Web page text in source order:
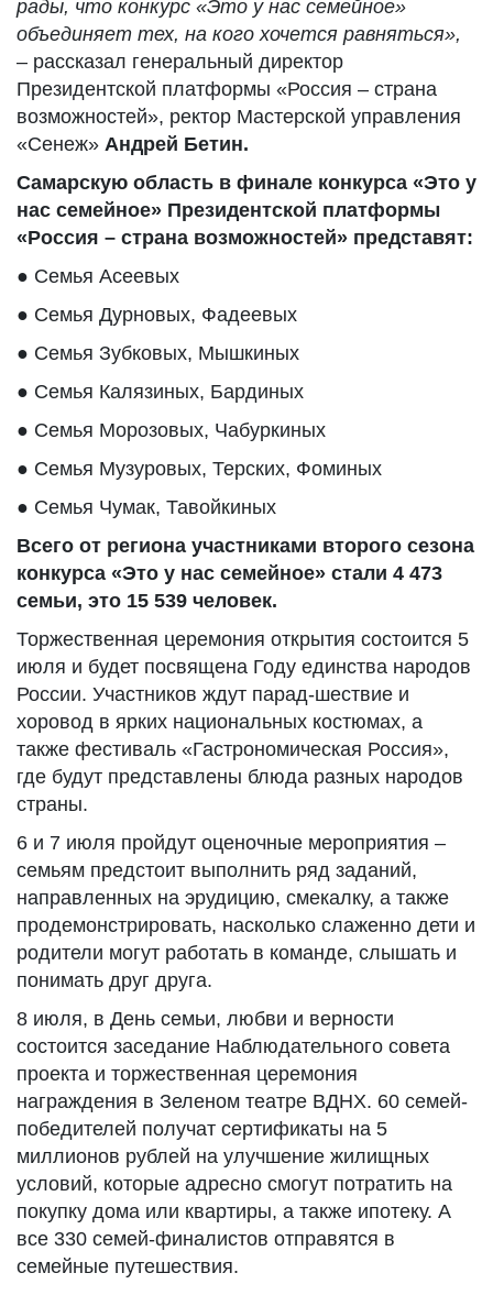
рады, что конкурс «Это у нас семейное»
объединяет тех, на кого хочется равняться»,
– рассказал генеральный директор
Президентской платформы «Россия – страна
возможностей», ректор Мастерской управления
«Сенеж» Андрей Бетин.
Самарскую область в финале конкурса «Это у
нас семейное» Президентской платформы
«Россия – страна возможностей» представят:
● Семья Асеевых
● Семья Дурновых, Фадеевых
● Семья Зубковых, Мышкиных
● Семья Калязиных, Бардиных
● Семья Морозовых, Чабуркиных
● Семья Музуровых, Терских, Фоминых
● Семья Чумак, Тавойкиных
Всего от региона участниками второго сезона
конкурса «Это у нас семейное» стали 4 473
семьи, это 15 539 человек.
Торжественная церемония открытия состоится 5
июля и будет посвящена Году единства народов
России. Участников ждут парад-шествие и
хоровод в ярких национальных костюмах, а
также фестиваль «Гастрономическая Россия»,
где будут представлены блюда разных народов
страны.
6 и 7 июля пройдут оценочные мероприятия –
семьям предстоит выполнить ряд заданий,
направленных на эрудицию, смекалку, а также
продемонстрировать, насколько слаженно дети и
родители могут работать в команде, слышать и
понимать друг друга.
8 июля, в День семьи, любви и верности
состоится заседание Наблюдательного совета
проекта и торжественная церемония
награждения в Зеленом театре ВДНХ. 60 семей-
победителей получат сертификаты на 5
миллионов рублей на улучшение жилищных
условий, которые адресно смогут потратить на
покупку дома или квартиры, а также ипотеку. А
все 330 семей-финалистов отправятся в
семейные путешествия.